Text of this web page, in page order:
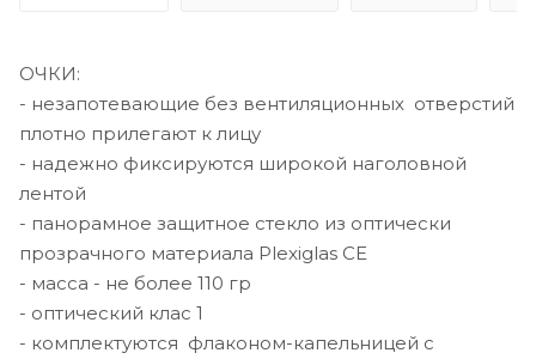
ОЧКИ:
- незапотевающие без вентиляционных отверстий
плотно прилегают к лицу
- надежно фиксируются широкой наголовной
лентой
- панорамное защитное стекло из оптически
прозрачного материала Plexiglas CE
- масса - не более 110 гр
- оптический клас 1
- комплектуются флаконом-капельницей с